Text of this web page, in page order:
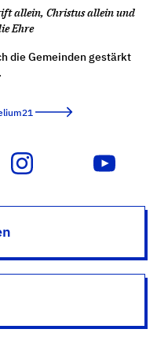
allein, Christus allein und
Ehre
die Gemeinden gestärkt